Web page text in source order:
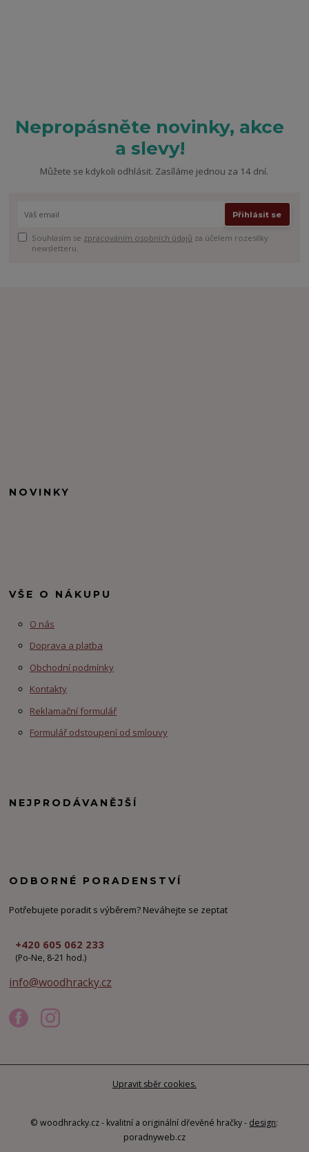
Nepropásněte novinky, akce
a slevy!
Můžete se kdykoli odhlásit. Zasíláme jednou za 14 dní.
Přihlásit se
Souhlasím se zpracováním osobních údajů za účelem rozesílky
newsletteru.
NOVINKY
VŠE O NÁKUPU
O nás
Doprava a platba
Obchodní podmínky
Kontakty
Reklamační formulář
Formulář odstoupení od smlouvy
NEJPRODÁVANĚJŠÍ
ODBORNÉ PORADENSTVÍ
Potřebujete poradit s výběrem? Neváhejte se zeptat
+420 605 062 233
(Po-Ne, 8-21 hod.)
info@woodhracky.cz
Upravit sběr cookies.
© woodhracky.cz - kvalitní a originální dřevěné hračky - design:
poradnyweb.cz